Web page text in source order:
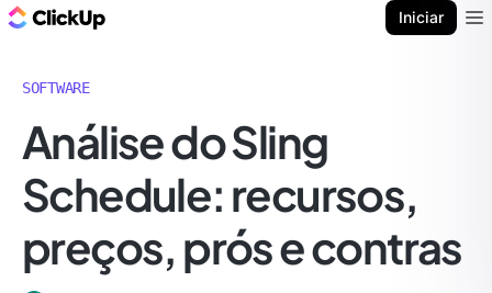
Iniciar
SOFTWARE
Análise do Sling
Schedule: recursos,
preços, prós e contras